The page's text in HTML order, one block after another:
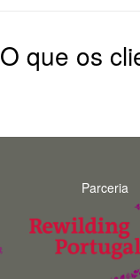
O que os
Parceria